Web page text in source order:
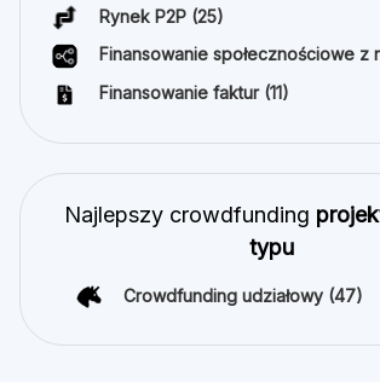
Rynek P2P (25)
Finansowanie społecznościowe z
Finansowanie faktur (11)
Najlepszy crowdfunding
typu
Crowdfunding udziałowy (47)